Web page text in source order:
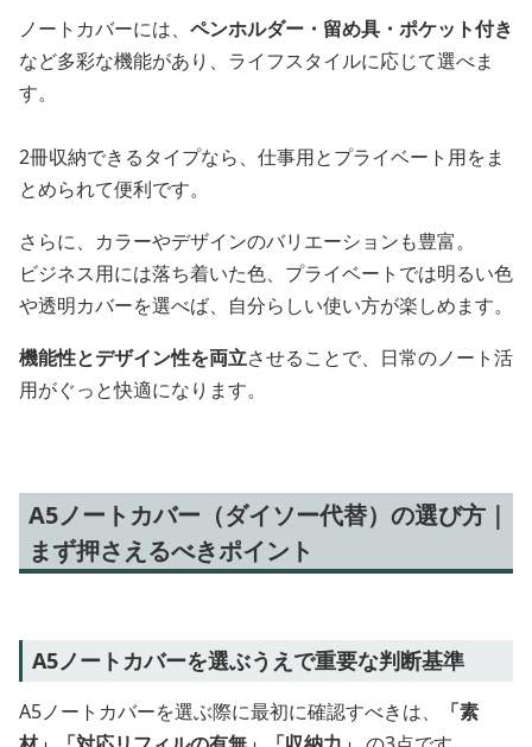
ノートカバーには、 ペンホルダー・留め具・ポケット付き
など多彩な機能があり、ライフスタイルに応じて選べま
す。
2冊収納できるタイプなら、仕事用とプライベート用をま
とめられて便利です。
さらに、カラーやデザインのバリエーションも豊富。
ビジネス用には落ち着いた色、プライベートでは明るい色
や透明カバーを選べば、自分らしい使い方が楽しめます。
機能性とデザイン性を両立させることで、日常のノート活
用がぐっと快適になります。
A5ノートカバー（ダイソー代替）の選び方｜
まず押さえるべきポイント
A5ノートカバーを選ぶうえで重要な判断基準
A5ノートカバーを選ぶ際に最初に確認すべきは、
「素